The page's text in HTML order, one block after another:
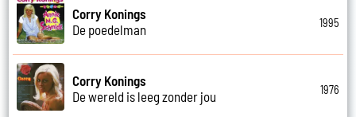
Corry Konings
De poedelman
1995
Corry Konings
De wereld is leeg zonder jou
1976